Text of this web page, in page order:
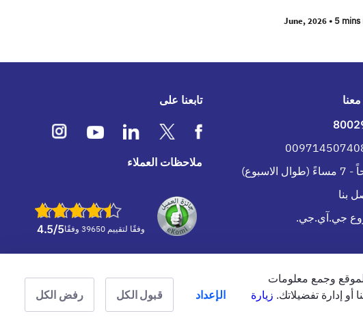
• 5 mins
تابعنا على
ملاحظات العملاء
4.5/5 وفقًا لتقييم 39650 وفقًا
بنا
جي.آي.جي.
منظّمة من قبل هيئة التأمين في دولة الإمارات
وجمع معلومات
إدارة تفضيلاتك. زيارة
الإعداد قبول الكل رفض الكل